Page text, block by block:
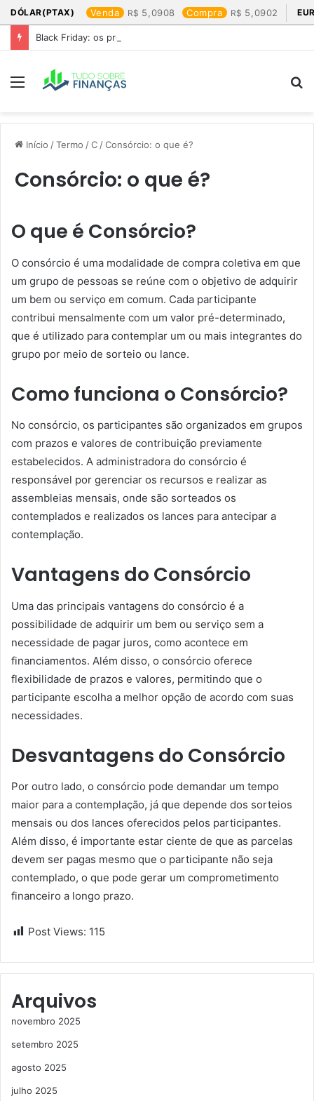
DÓLAR(PTAX) Venda 5,0908 Compra 5,0902
Black Friday: os produtos que mais valem a pena
Menu
Início /Termo /C /Consórcio: o que é?
Consórcio: o que é?
O que é Consórcio?
O consórcio é uma modalidade de compra coletiva em que
um grupo de pessoas se reúne com o objetivo de adquirir
um bem ou serviço em comum. Cada participante
contribui mensalmente com um valor pré-determinado,
que é utilizado para contemplar um ou mais integrantes do
grupo por meio de sorteio ou lance.
Como funciona o Consórcio?
No consórcio, os participantes são organizados em grupos
com prazos e valores de contribuição previamente
estabelecidos. A administradora do consórcio é
responsável por gerenciar os recursos e realizar as
assembleias mensais, onde são sorteados os
contemplados e realizados os lances para antecipar a
contemplação.
Vantagens do Consórcio
Uma das principais vantagens do consórcio é a
possibilidade de adquirir um bem ou serviço sem a
necessidade de pagar juros, como acontece em
financiamentos. Além disso, o consórcio oferece
flexibilidade de prazos e valores, permitindo que o
participante escolha a melhor opção de acordo com suas
necessidades.
Desvantagens do Consórcio
Por outro lado, o consórcio pode demandar um tempo
maior para a contemplação, já que depende dos sorteios
mensais ou dos lances oferecidos pelos participantes.
Além disso, é importante estar ciente de que as parcelas
devem ser pagas mesmo que o participante não seja
contemplado, o que pode gerar um comprometimento
financeiro a longo prazo.
Post Views: 115
Arquivos
novembro 2025
setembro 2025
agosto 2025
julho 2025